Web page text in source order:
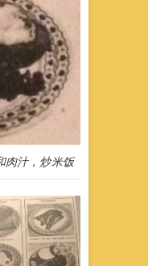
肉汁，炒米饭